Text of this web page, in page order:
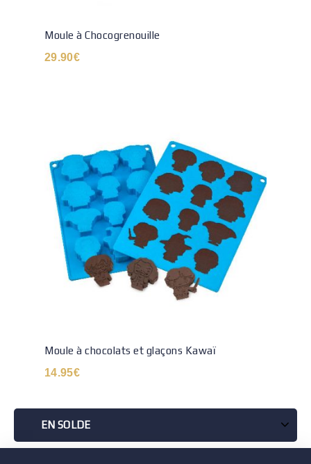
Moule à Chocogrenouille
29.90€
Moule à chocolats et glaçons Kawaï
14.95€
EN SOLDE